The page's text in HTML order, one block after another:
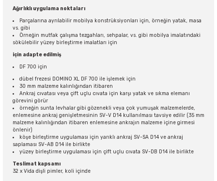
Ağırlıklı uygulama noktaları
Parçalarına ayrılabilir mobilya konstrüksiyonları için, örneğin yatak, masa
vs. gibi
Örneğin mutfak çalışma tezgahları, sehpalar, vs. gibi mobilya imalatındaki
sökülebilir yüzey birleştirme imalatları için
için adapte edilmiş
DF 700 için
dübel frezesi DOMINO XL DF 700 ile işlemek için
30 mm malzeme kalınlığından itibaren
Ankraj cıvatası veya çift uçlu cıvata için karşı yatak ve sıkma elemanı
görevini görür
örneğin sunta levhalar gibi gözenekli veya çok yumuşak malzemelerde,
enlemesine ankraj genişletmesinin SV-V D14 kullanılması tavsiye edilir (35 mm
malzeme kalınlığından itibaren enlemesine ankrajın malzeme içine girmesi
önlenir)
köşe birleştirme uygulaması için yarıklı ankraj SV-SA D14 ve ankraj
saplaması SV-AB D14 ile birlikte
yüzey birleştirme uygulaması için çift uçlu cıvata SV-DB D14 ile birlikte
Teslimat kapsamı
32 x Vida dişli pimler, koli içinde